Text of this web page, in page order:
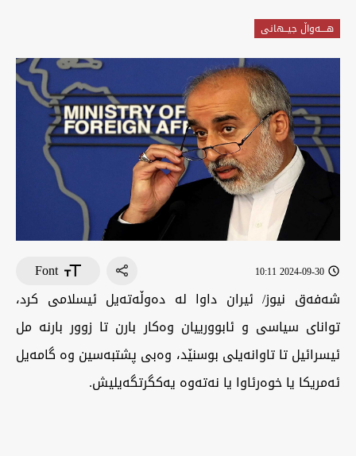
هــــه‌واڵ جیــهانى
2024-09-30 10:11
Font
شەفەق نیوز/ ئیران داوا لە دەوڵەتەیل ئیسلامی کرد،
توانای سیاسی و ئابوورییان وەکار بارن تا زوور بارنە مل
ئیسرائیل تا تاوانەیلی بوسنێد، وەبی پشتبەسین وە گامەیل
ئەمریکا یا خوەرئاوا یا نەتەوە یەکگرتگەیلیش.